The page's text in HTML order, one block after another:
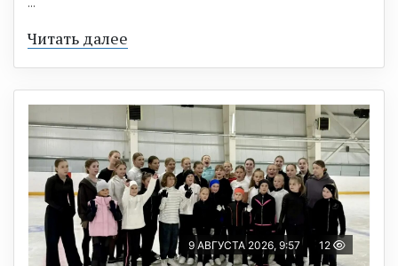
Читать далее
9 АВГУСТА 2026, 9:57 12